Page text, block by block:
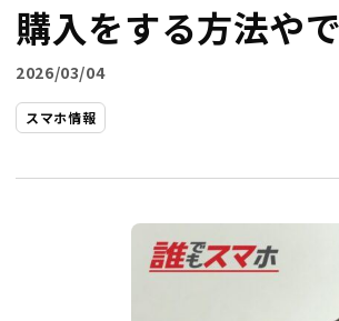
購入をする方法や
2026/03/04
スマホ情報